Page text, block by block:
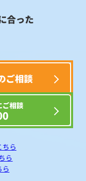
合った
ご相談
ご相談
ちら
ら
ら